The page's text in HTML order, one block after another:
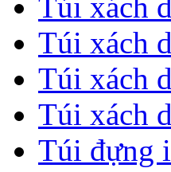
Túi xách
Túi xách
Túi xách
Túi đựng